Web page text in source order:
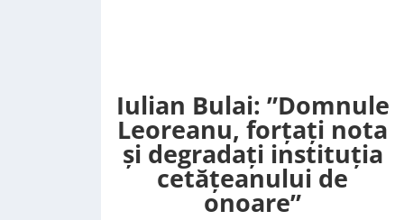
Iulian Bulai: ”Domnule
Leoreanu, forțați nota
și degradați instituția
cetățeanului de
onoare”